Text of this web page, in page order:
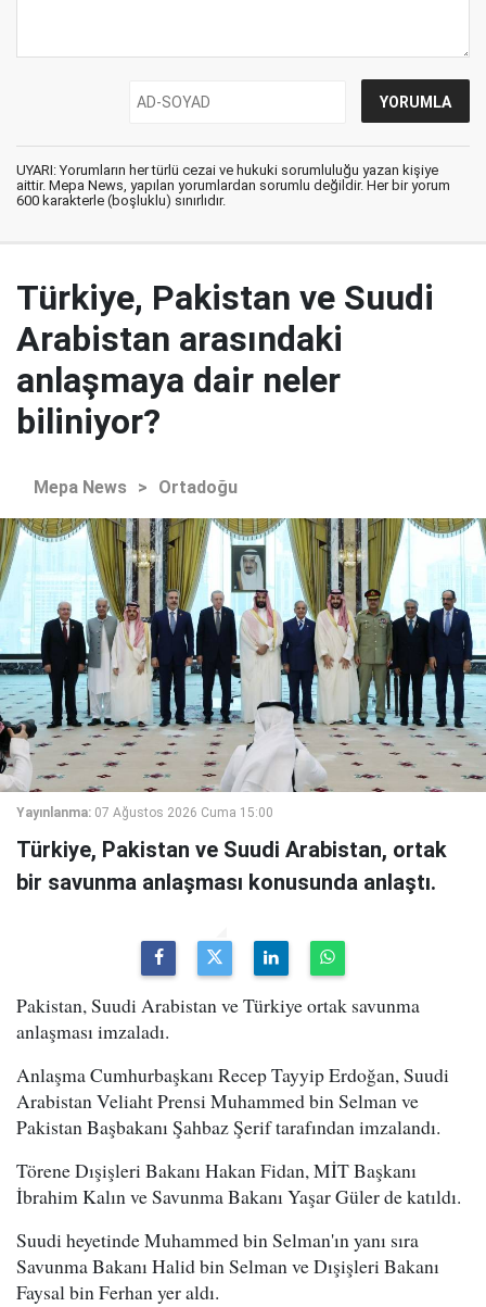
UYARI: Yorumların her türlü cezai ve hukuki sorumluluğu yazan kişiye
aittir. Mepa News, yapılan yorumlardan sorumlu değildir. Her bir yorum
600 karakterle (boşluklu) sınırlıdır.
Türkiye, Pakistan ve Suudi
Arabistan arasındaki
anlaşmaya dair neler
biliniyor?
Mepa News > Ortadoğu
Yayınlanma: 07 Ağustos 2026 Cuma 15:00
Türkiye, Pakistan ve Suudi Arabistan, ortak
bir savunma anlaşması konusunda anlaştı.
Pakistan, Suudi Arabistan ve Türkiye ortak savunma
anlaşması imzaladı.
Anlaşma Cumhurbaşkanı Recep Tayyip Erdoğan, Suudi
Arabistan Veliaht Prensi Muhammed bin Selman ve
Pakistan Başbakanı Şahbaz Şerif tarafından imzalandı.
Törene Dışişleri Bakanı Hakan Fidan, MİT Başkanı
İbrahim Kalın ve Savunma Bakanı Yaşar Güler de katıldı.
Suudi heyetinde Muhammed bin Selman'ın yanı sıra
Savunma Bakanı Halid bin Selman ve Dışişleri Bakanı
Faysal bin Ferhan yer aldı.